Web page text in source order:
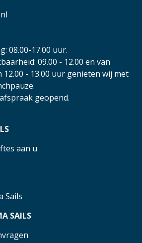
08.00-17.00 uur.
09.00 - 12.00 en van
12.00 - 13.00 uur genieten wij met
geopend.
aan u
Sails
SAILS